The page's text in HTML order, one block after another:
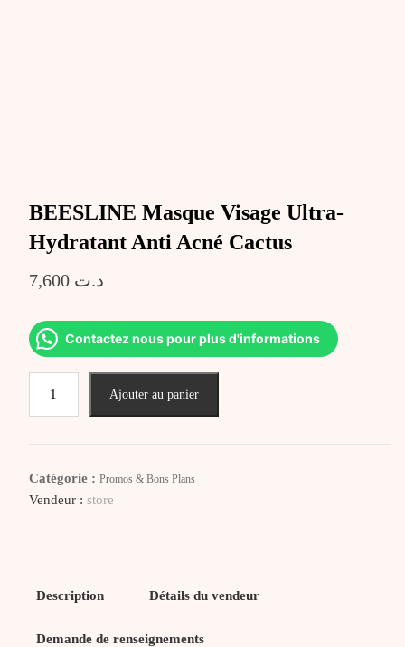
BEESLINE Masque Visage Ultra-
Hydratant Anti Acné Cactus
د.ت 7,600
Contactez nous pour plus d'informations
Ajouter au panier
Catégorie : Promos & Bons Plans
Vendeur : store
Description Détails du vendeur
Demande de renseignements